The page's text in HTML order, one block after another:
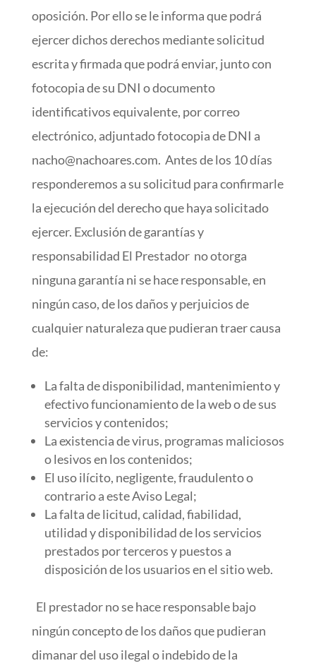
oposición. Por ello se le informa que podrá
ejercer dichos derechos mediante solicitud
escrita y firmada que podrá enviar, junto con
fotocopia de su DNI o documento
identificativos equivalente, por correo
electrónico, adjuntado fotocopia de DNI a
nacho@nachoares.com. Antes de los 10 días
responderemos a su solicitud para confirmarle
la ejecución del derecho que haya solicitado
ejercer. Exclusión de garantías y
responsabilidad El Prestador no otorga
ninguna garantía ni se hace responsable, en
ningún caso, de los daños y perjuicios de
cualquier naturaleza que pudieran traer causa
de:
La falta de disponibilidad, mantenimiento y
efectivo funcionamiento de la web o de sus
servicios y contenidos;
La existencia de virus, programas maliciosos
o lesivos en los contenidos;
El uso ilícito, negligente, fraudulento o
contrario a este Aviso Legal;
La falta de licitud, calidad, fiabilidad,
utilidad y disponibilidad de los servicios
prestados por terceros y puestos a
disposición de los usuarios en el sitio web.
El prestador no se hace responsable bajo
ningún concepto de los daños que pudieran
dimanar del uso ilegal o indebido de la